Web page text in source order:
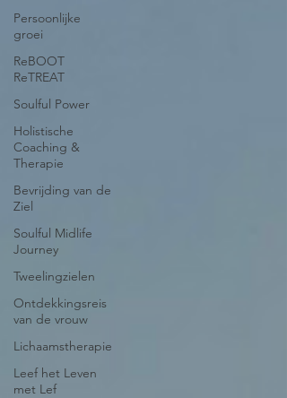
Persoonlijke
groei
ReBOOT
ReTREAT
Soulful Power
Holistische
Coaching &
Therapie
Bevrijding van de
Ziel
Soulful Midlife
Journey
Tweelingzielen
Ontdekkingsreis
van de vrouw
Lichaamstherapie
Leef het Leven
met Lef